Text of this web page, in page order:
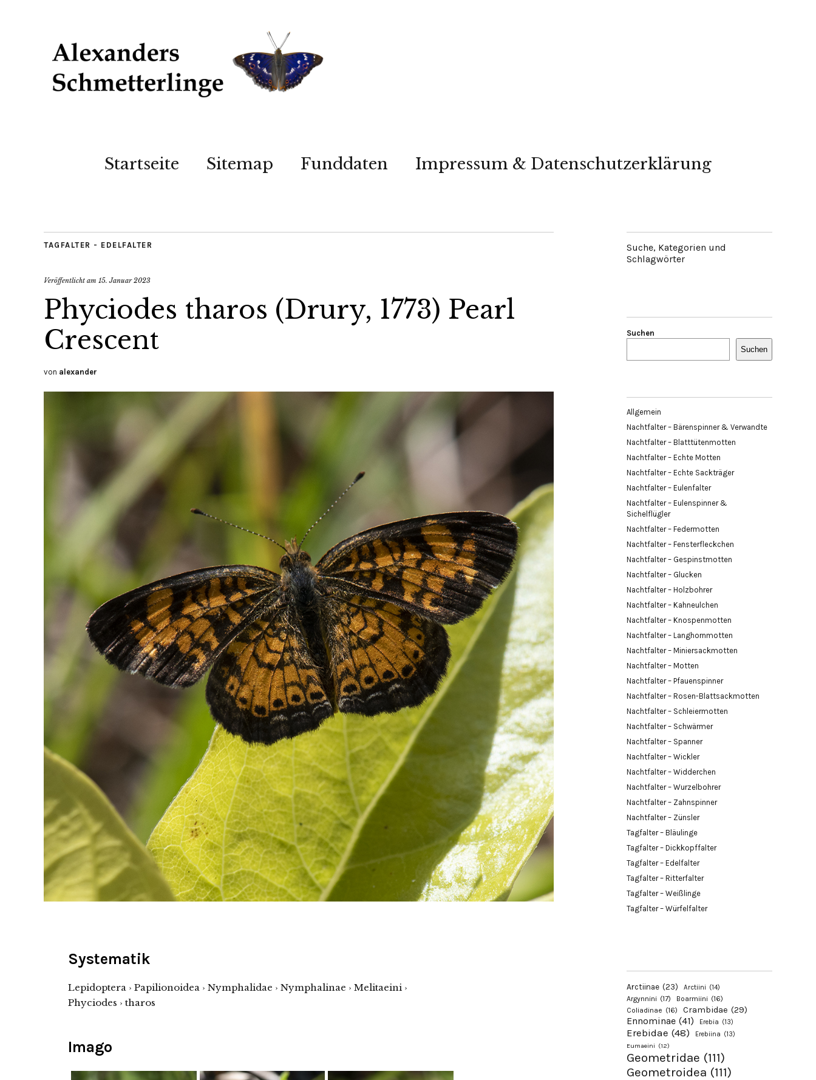
Startseite Sitemap Funddaten Impressum & Datenschutzerklärung
TAGFALTER - EDELFALTER
Veröffentlicht am 15. Januar 2023
Phyciodes tharos (Drury, 1773) Pearl
Crescent
von alexander
Systematik
Lepidoptera › Papilionoidea › Nymphalidae › Nymphalinae › Melitaeini ›
Phyciodes › tharos
Imago
Suche, Kategorien und
Schlagwörter
Suchen
Suchen
Allgemein
Nachtfalter – Bärenspinner & Verwandte
Nachtfalter – Blatttütenmotten
Nachtfalter – Echte Motten
Nachtfalter – Echte Sackträger
Nachtfalter – Eulenfalter
Nachtfalter – Eulenspinner &
Sichelflügler
Nachtfalter – Federmotten
Nachtfalter – Fensterfleckchen
Nachtfalter – Gespinstmotten
Nachtfalter – Glucken
Nachtfalter – Holzbohrer
Nachtfalter – Kahneulchen
Nachtfalter – Knospenmotten
Nachtfalter – Langhornmotten
Nachtfalter – Miniersackmotten
Nachtfalter – Motten
Nachtfalter – Pfauenspinner
Nachtfalter – Rosen-Blattsackmotten
Nachtfalter – Schleiermotten
Nachtfalter – Schwärmer
Nachtfalter – Spanner
Nachtfalter – Wickler
Nachtfalter – Widderchen
Nachtfalter – Wurzelbohrer
Nachtfalter – Zahnspinner
Nachtfalter – Zünsler
Tagfalter – Bläulinge
Tagfalter – Dickkopffalter
Tagfalter – Edelfalter
Tagfalter – Ritterfalter
Tagfalter – Weißlinge
Tagfalter – Würfelfalter
Arctiinae (23) Arctiini (14)
Argynnini (17) Boarmiini (16)
Coliadinae (16) Crambidae (29)
Ennominae (41) Erebia (13)
Erebidae (48) Erebiina (13)
Eumaeini (12)
Geometridae (111)
Geometroidea (111)